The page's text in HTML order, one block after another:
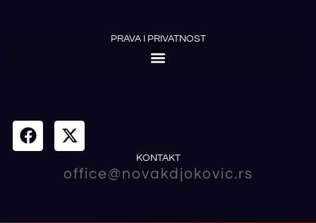
PRAVA I PRIVATNOST
KONTAKT
office@novakdjokovic.rs